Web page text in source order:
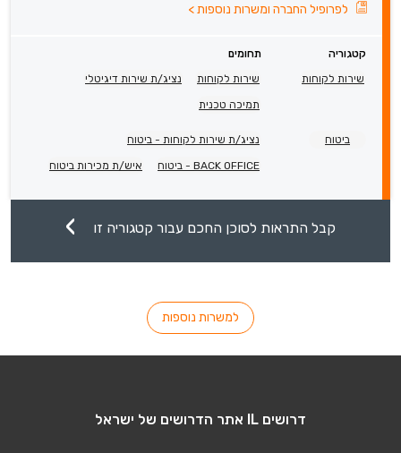
לפרופיל החברה ומשרות נוספות>
קטגוריה
תחומים
שירות לקוחות
שירות לקוחות נציג/ת שירות דיגיטלי
תמיכה טכנית
ביטוח נציג/ת שירות לקוחות - ביטוח
BACK OFFICE - ביטוח איש/ת מכירות ביטוח
קבל התראות לסוכן החכם עבור קטגוריה זו
למשרות נוספות
דרושים IL אתר הדרושים של ישראל